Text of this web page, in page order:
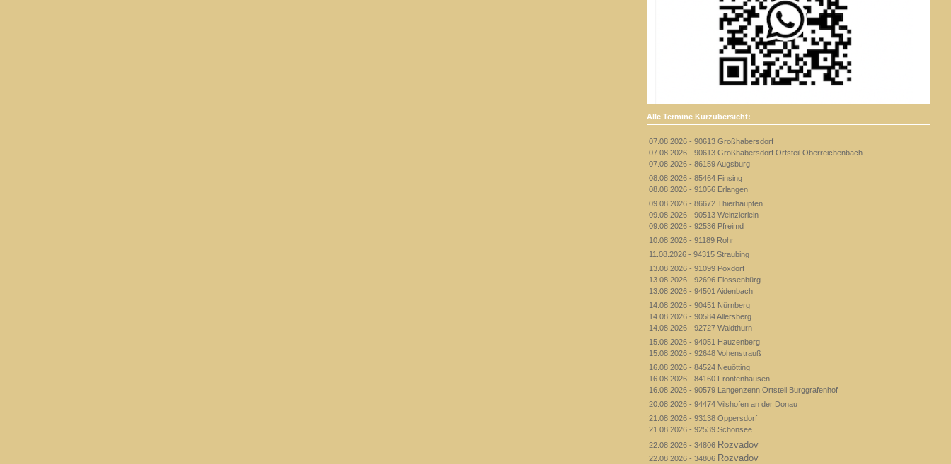
Alle Termine Kurzübersicht:
07.08.2026 - 90613 Großhabersdorf
07.08.2026 - 90613 Großhabersdorf Ortsteil Oberreichenbach
07.08.2026 - 86159 Augsburg
08.08.2026 - 85464 Finsing
08.08.2026 - 91056 Erlangen
09.08.2026 - 86672 Thierhaupten
09.08.2026 - 90513 Weinzierlein
09.08.2026 - 92536 Pfreimd
10.08.2026 - 91189 Rohr
11.08.2026 - 94315 Straubing
13.08.2026 - 91099 Poxdorf
13.08.2026 - 92696 Flossenbürg
13.08.2026 - 94501 Aidenbach
14.08.2026 - 90451 Nürnberg
14.08.2026 - 90584 Allersberg
14.08.2026 - 92727 Waldthurn
15.08.2026 - 94051 Hauzenberg
15.08.2026 - 92648 Vohenstrauß
16.08.2026 - 84524 Neuötting
16.08.2026 - 84160 Frontenhausen
16.08.2026 - 90579 Langenzenn Ortsteil Burggrafenhof
20.08.2026 - 94474 Vilshofen an der Donau
21.08.2026 - 93138 Oppersdorf
21.08.2026 - 92539 Schönsee
22.08.2026 - 34806 Rozvadov
22.08.2026 - 34806 Rozvadov